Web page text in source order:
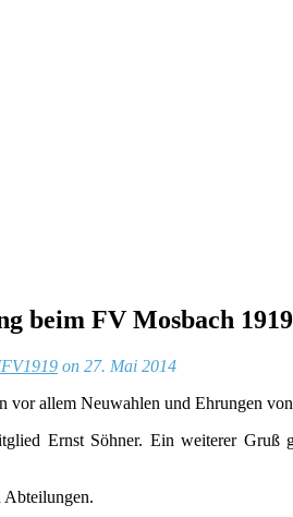
beim FV Mosbach 1919
on 27. Mai 2014
vor allem Neuwahlen und Ehrungen
Ernst Söhner. Ein weiterer
Abteilungen.